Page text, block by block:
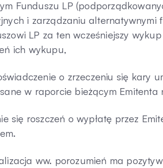
Funduszu LP
i zarządzaniu alternatywnymi
LP za ten wcześniejszy
ich wykupu,
o zrzeczeniu się kary
w raporcie bieżącym
się roszczeń o wypłatę przez
ww. porozumień ma